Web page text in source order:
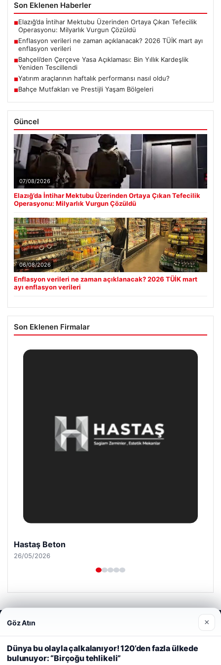
Son Eklenen Haberler
■Elazığ’da İntihar Mektubu Üzerinden Ortaya Çıkan Tefecilik
Operasyonu: Milyarlık Vurgun Çözüldü
■Enflasyon verileri ne zaman açıklanacak? 2026 TÜİK mart ayı
enflasyon verileri
■Bahçeli’den Çerçeve Yasa Açıklaması: Bin Yıllık Kardeşlik
Yeniden Tescillendi
■Yatırım araçlarının haftalık performansı nasıl oldu?
■Bahçe Mutfakları ve Prestijli Yaşam Bölgeleri
Güncel
07/08/2026
Elazığ’da İntihar Mektubu Üzerinden Ortaya Çıkan Tefecilik
Operasyonu: Milyarlık Vurgun Çözüldü
06/08/2026
Enflasyon verileri ne zaman açıklanacak? 2026 TÜİK mart
ayı enflasyon verileri
Son Eklenen Firmalar
Prenses Night Club
29/04/2026
© 2026 Trend Haberler
Web sitemizi nasıl kullandığınızı daha iyi anlayabilmek,
deneyiminizi kişiselleştirmek ve geliştirmek amacıyla çerezler
kullanıyoruz.Çerez Politikamız
Reddet Kabul Et
Göz Atın ×
Dünya bu olayla çalkalanıyor! 120’den fazla ülkede
bulunuyor: “Birçoğu tehlikeli”